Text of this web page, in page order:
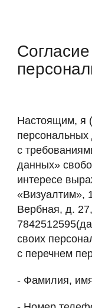
Настоящим, я
персональных
с
данных»
интересе
«Визуалтим»,
Вербная, д.
своих
с перечнем
- Фамилия,